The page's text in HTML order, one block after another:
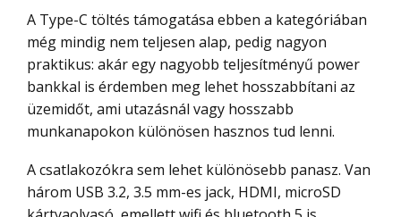
A Type-C töltés támogatása ebben a kategóriában
még mindig nem teljesen alap, pedig nagyon
praktikus: akár egy nagyobb teljesítményű power
bankkal is érdemben meg lehet hosszabbítani az
üzemidőt, ami utazásnál vagy hosszabb
munkanapokon különösen hasznos tud lenni.
A csatlakozókra sem lehet különösebb panasz. Van
három USB 3.2, 3.5 mm-es jack, HDMI, microSD